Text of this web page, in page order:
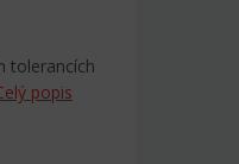
tolerancích
popis